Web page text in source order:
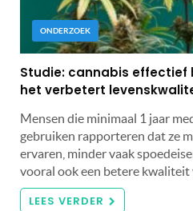
ONDERZOEK
Studie: cannabis effectief
het verbetert
Mensen die minimaal 1 jaar
gebruiken rapporteren dat ze
ervaren, minder vaak
vooral ook een betere kwaliteit
LEES VERDER